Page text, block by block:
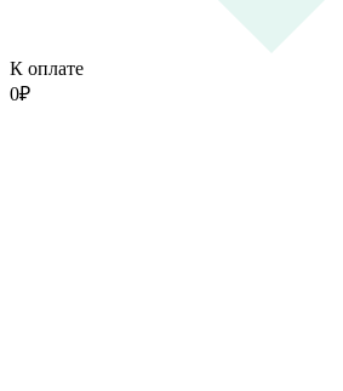
К оплате
0₽